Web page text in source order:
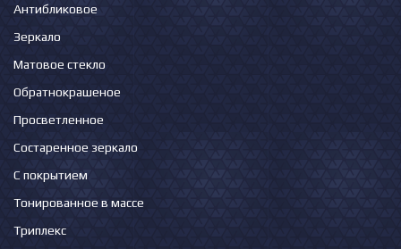
Антибликовое
Зеркало
Матовое стекло
Обратнокрашеное
Просветленное
Состаренное зеркало
С покрытием
Тонированное в массе
Триплекс